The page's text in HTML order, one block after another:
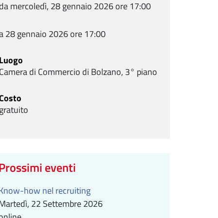
mercoledì, 28 gennaio 2026 ore 17:00
28 gennaio 2026 ore 17:00
di Commercio di Bolzano, 3° piano
eventi
how nel recruiting
22 Settembre 2026